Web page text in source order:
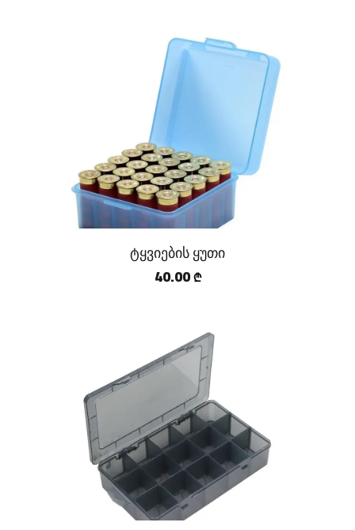
ტყვიების ყუთი
40.00 ₾